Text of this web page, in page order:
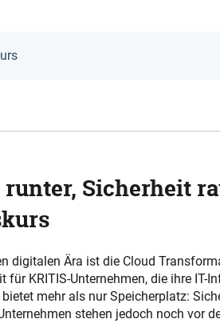
Sicherheit
digitalen Ära ist die Cloud
für KRITIS-Unternehmen, die ihre
mehr als nur Speicherplatz:
stehen jedoch noch vor